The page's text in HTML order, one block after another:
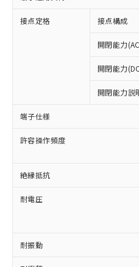
接点定格 接点構成
開閉能力
開閉能力
開閉能力説
端子仕様
許容操作頻度
絶縁抵抗
耐電圧
耐振動
対応済み：EU
非含有に対応した製
対応予定：EU RoHS